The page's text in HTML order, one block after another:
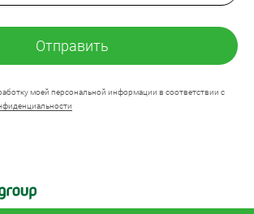
Отправить
моей персональной информации в соответствии с